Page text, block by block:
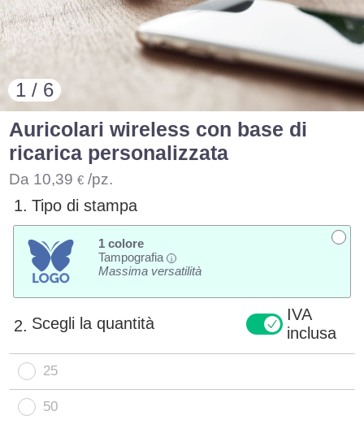
1 / 6
Auricolari wireless con base di
ricarica personalizzata
Da 10,39 € /pz.
1. Tipo di stampa
1 colore
Tampografia
i
Massima versatilità
2. Scegli la quantità
IVA
inclusa
25
50